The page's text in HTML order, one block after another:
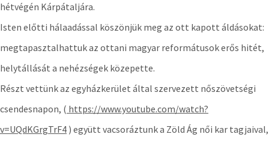
hétvégén Kárpátaljára.
Isten előtti hálaadással köszönjük meg az ott kapott áldásokat:
megtapasztalhattuk az ottani magyar reformátusok erős hitét,
helytállását a nehézségek közepette.
Részt vettünk az egyházkerület által szervezett nőszövetségi
csendesnapon, ( https://www.youtube.com/watch?
v=UQdKGrgTrF4 ) együtt vacsoráztunk a Zöld Ág női kar tagjaival,